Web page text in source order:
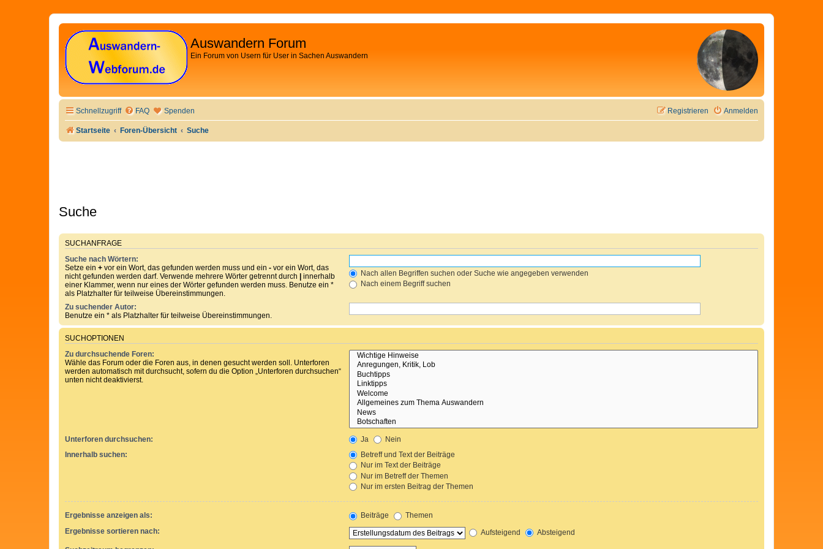
Auswandern Forum
Ein Forum von Usern für User in Sachen Auswandern
Schnellzugriff FAQ Spenden Anmelden
Registrieren
Startseite Foren-Übersicht Suche
Suche
SUCHANFRAGE
Suche nach Wörtern:
Setze ein + vor ein Wort, das gefunden werden muss und ein - vor ein Wort, das
nicht gefunden werden darf. Verwende mehrere Wörter getrennt durch
innerhalb
einer Klammer, wenn nur eines der Wörter gefunden werden muss. Benutze ein *
als Platzhalter für teilweise Übereinstimmungen.
Nach allen Begriffen suchen oder Suche wie angegeben verwenden
Nach einem Begriff suchen
Zu suchender Autor:
Benutze ein * als Platzhalter für teilweise Übereinstimmungen.
SUCHOPTIONEN
Zu durchsuchende Foren:
Wähle das Forum oder die Foren aus, in denen gesucht werden soll. Unterforen
werden automatisch mit durchsucht, sofern du die Option „Unterforen durchsuchen“
unten nicht deaktivierst.
Unterforen durchsuchen: Ja
Nein
Innerhalb suchen:
Betreff und Text der Beiträge
Nur im Text der Beiträge
Nur im Betreff der Themen
Nur im ersten Beitrag der Themen
Ergebnisse anzeigen als: Beiträge
Themen
Ergebnisse sortieren nach:
Aufsteigend Absteigend